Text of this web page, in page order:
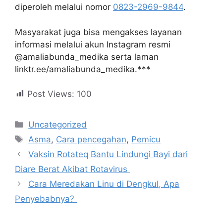
diperoleh melalui nomor 0823-2969-9844.
Masyarakat juga bisa mengakses layanan
informasi melalui akun Instagram resmi
@amaliabunda_medika serta laman
linktr.ee/amaliabunda_medika.***
Post Views: 100
Uncategorized
Asma, Cara pencegahan, Pemicu
Vaksin Rotateq Bantu Lindungi Bayi dari
Diare Berat Akibat Rotavirus
Cara Meredakan Linu di Dengkul, Apa
Penyebabnya?